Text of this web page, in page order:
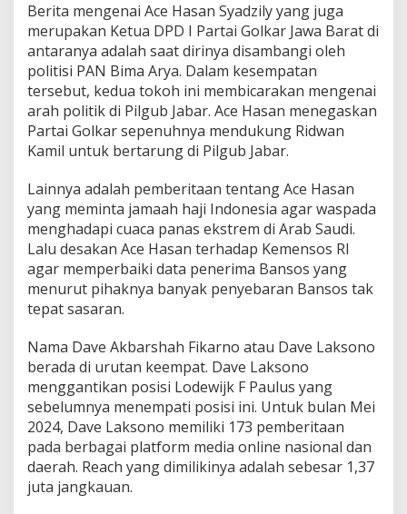
Berita mengenai Ace Hasan Syadzily yang juga
merupakan Ketua DPD I Partai Golkar Jawa Barat di
antaranya adalah saat dirinya disambangi oleh
politisi PAN Bima Arya. Dalam kesempatan
tersebut, kedua tokoh ini membicarakan mengenai
arah politik di Pilgub Jabar. Ace Hasan menegaskan
Partai Golkar sepenuhnya mendukung Ridwan
Kamil untuk bertarung di Pilgub Jabar.
Lainnya adalah pemberitaan tentang Ace Hasan
yang meminta jamaah haji Indonesia agar waspada
menghadapi cuaca panas ekstrem di Arab Saudi.
Lalu desakan Ace Hasan terhadap Kemensos RI
agar memperbaiki data penerima Bansos yang
menurut pihaknya banyak penyebaran Bansos tak
tepat sasaran.
Nama Dave Akbarshah Fikarno atau Dave Laksono
berada di urutan keempat. Dave Laksono
menggantikan posisi Lodewijk F Paulus yang
sebelumnya menempati posisi ini. Untuk bulan Mei
2024, Dave Laksono memiliki 173 pemberitaan
pada berbagai platform media online nasional dan
daerah. Reach yang dimilikinya adalah sebesar 1,37
juta jangkauan.